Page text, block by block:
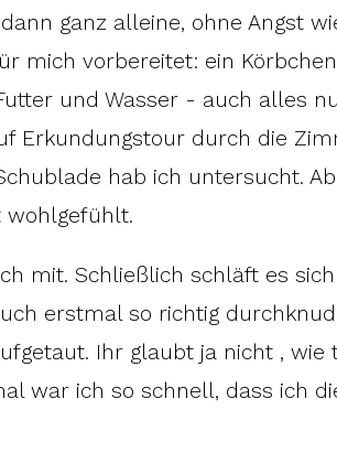
ganz alleine, ohne Angst
mich vorbereitet: ein Körbchen
und Wasser - auch alles
Erkundungstour durch die
hab ich untersucht.
wohlgefühlt.
mit. Schließlich schläft es
erstmal so richtig
Ihr glaubt ja nicht , wie
war ich so schnell, dass ich